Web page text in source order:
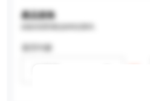
產品規格
適用年齡